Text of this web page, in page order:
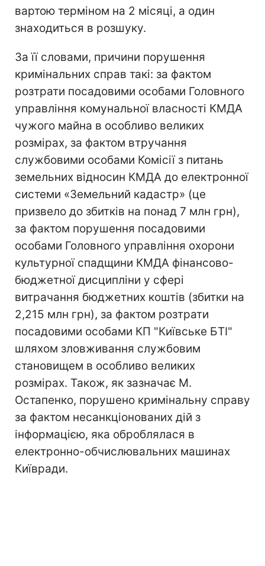
вартою терміном на 2 місяці, а один
знаходиться в розшуку.
За її словами, причини порушення
кримінальних справ такі: за фактом
розтрати посадовими особами Головного
управління комунальної власності КМДА
чужого майна в особливо великих
розмірах, за фактом втручання
службовими особами Комісії з питань
земельних відносин КМДА до електронної
системи «Земельний кадастр» (це
призвело до збитків на понад 7 млн грн),
за фактом порушення посадовими
особами Головного управління охорони
культурної спадщини КМДА фінансово-
бюджетної дисципліни у сфері
витрачання бюджетних коштів (збитки на
2,215 млн грн), за фактом розтрати
посадовими особами КП "Київське БТІ"
шляхом зловживання службовим
становищем в особливо великих
розмірах. Також, як зазначає М.
Остапенко, порушено кримінальну справу
за фактом несанкціонованих дій з
інформацією, яка оброблялася в
електронно-обчислювальних машинах
Київради.